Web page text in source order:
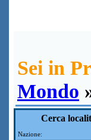
Sei in
Mondo
Cerca
Nazione: